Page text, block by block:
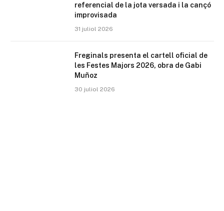
referencial de la jota versada i la cançó
improvisada
31 juliol 2026
Freginals presenta el cartell oficial de
les Festes Majors 2026, obra de Gabi
Muñoz
30 juliol 2026